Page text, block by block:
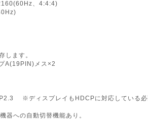
、4:4:4)
します。
A(19PIN)メス×2
※ディスプレイもHDCPに対応している必
への自動切替機能あり。